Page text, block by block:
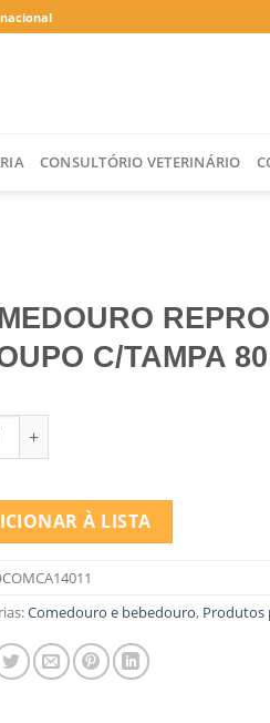
CONSULTÓRIO VETERINÁRIO
C/TAMPA
de COMEDOURO REPROD.
À LISTA
Comedouro e bebedouro, Produtos